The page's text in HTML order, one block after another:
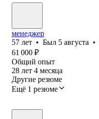
менеджер
57 лет • Был 5 августа •
61 000 ₽
Общий опыт
28 лет 4 месяца
Другие резюме
Ещё 1 резюме